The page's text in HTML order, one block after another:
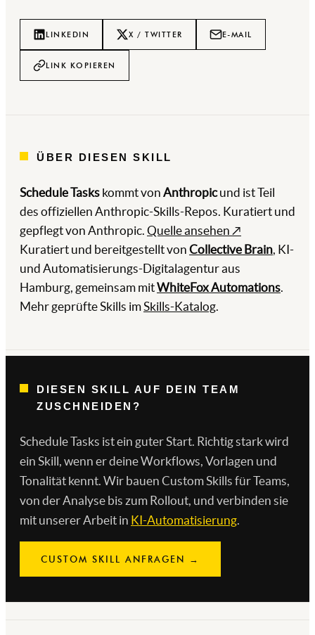
LINKEDIN X / TWITTER E-MAIL
LINK KOPIEREN
ÜBER DIESEN SKILL
Schedule Tasks kommt von Anthropicund ist Teil
des offiziellen Anthropic-Skills-Repos. Kuratiert und
gepflegt von Anthropic. Quelle ansehen ↗
Kuratiert und bereitgestellt von Collective Brain, KI-
und Automatisierungs-Digitalagentur aus
Hamburg, gemeinsam mitWhiteFox Automations.
Mehr geprüfte Skills imSkills-Katalog.
DIESEN SKILL AUF DEIN TEAM
ZUSCHNEIDEN?
Schedule Tasks ist ein guter Start. Richtig stark wird
ein Skill, wenn er deine Workflows, Vorlagen und
Tonalität kennt. Wir bauen Custom Skills für Teams,
von der Analyse bis zum Rollout, und verbinden sie
mit unserer Arbeit in KI-Automatisierung.
CUSTOM SKILL ANFRAGEN →